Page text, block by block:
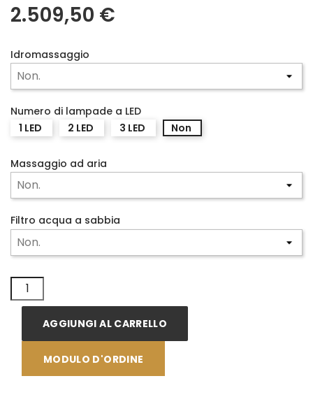
2.509,50 €
Idromassaggio
Numero di lampade a LED
1 LED
2 LED 3 LED Non
Massaggio ad aria
Filtro acqua a sabbia
AGGIUNGI AL CARRELLO
MODULO D'ORDINE